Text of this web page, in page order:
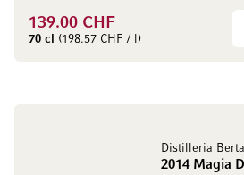
139.00 CHF
70 cl (198.57 CHF / l)
Distilleria Berta
2014 Magia